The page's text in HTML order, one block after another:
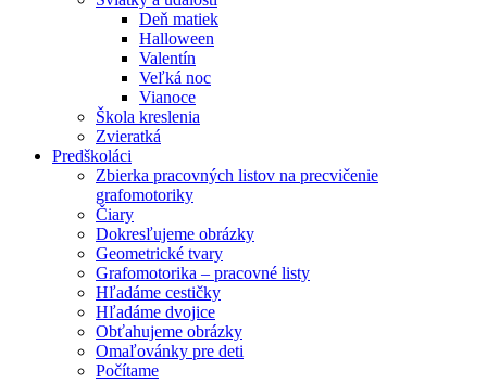
Deň matiek
Halloween
Valentín
Veľká noc
Vianoce
Škola kreslenia
Zvieratká
Predškoláci
Zbierka pracovných listov na precvičenie
grafomotoriky
Čiary
Dokresľujeme obrázky
Geometrické tvary
Grafomotorika – pracovné listy
Hľadáme cestičky
Hľadáme dvojice
Obťahujeme obrázky
Omaľovánky pre deti
Počítame